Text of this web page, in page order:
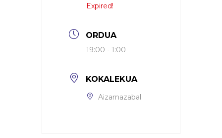
Expired!
ORDUA
19:00 - 1:00
KOKALEKUA
Aizarnazabal